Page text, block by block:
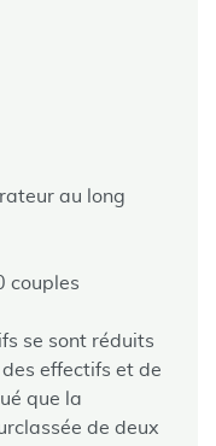
au long
couples
se sont réduits
effectifs et de
que la
de deux